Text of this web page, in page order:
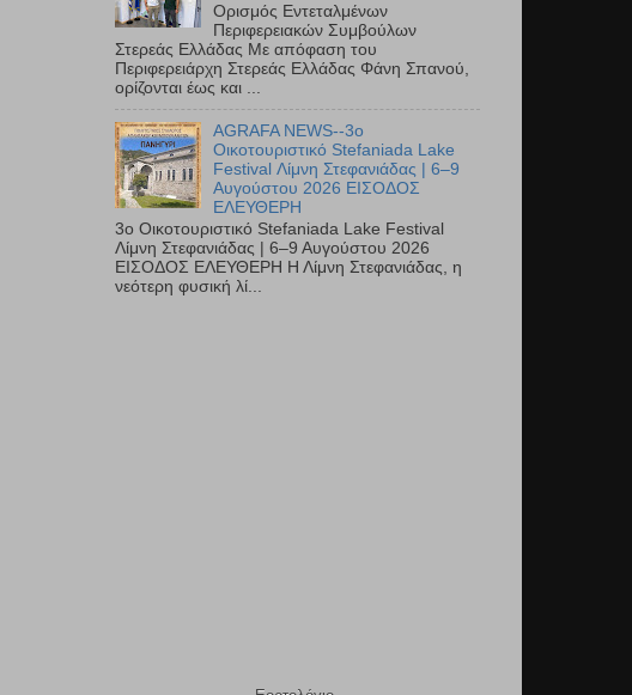
Ορισμός Εντεταλμένων
Περιφερειακών Συμβούλων
Στερεάς Ελλάδας Με απόφαση του
Περιφερειάρχη Στερεάς Ελλάδας Φάνη Σπανού,
ορίζονται έως και ...
AGRAFA NEWS--3ο
Οικοτουριστικό Stefaniada Lake
Festival Λίμνη Στεφανιάδας | 6–9
Αυγούστου 2026 ΕΙΣΟΔΟΣ
ΕΛΕΥΘΕΡΗ
3ο Οικοτουριστικό Stefaniada Lake Festival
Λίμνη Στεφανιάδας | 6–9 Αυγούστου 2026
ΕΙΣΟΔΟΣ ΕΛΕΥΘΕΡΗ Η Λίμνη Στεφανιάδας, η
νεότερη φυσική λί...